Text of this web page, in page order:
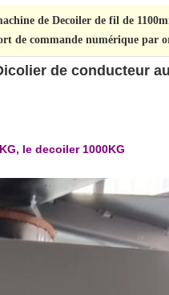
de Decoiler de fil de
de commande numérique par
de conducteur
le decoiler 1000KG